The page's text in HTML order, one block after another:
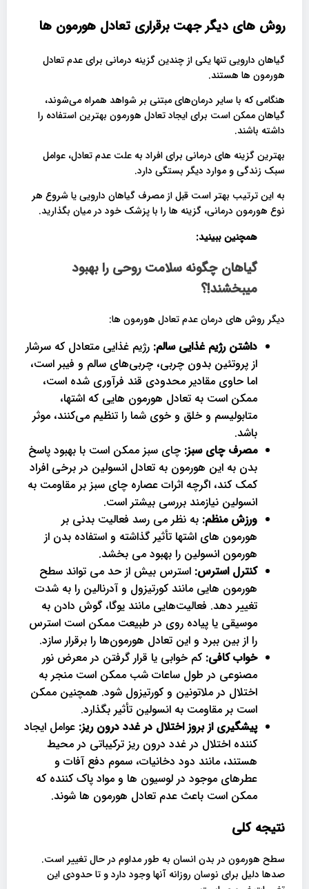
روش های دیگر جهت برقراری تعادل هورمون ها
گیاهان دارویی تنها یکی از چندین گزینه درمانی برای عدم تعادل
هورمون ها هستند.
هنگامی که با سایر درمان‌های مبتنی بر شواهد همراه می‌شوند،
گیاهان ممکن است برای ایجاد تعادل هورمون‌ بهترین استفاده را
داشته باشند.
بهترین گزینه های درمانی برای افراد به علت عدم تعادل، عوامل
سبک زندگی و موارد دیگر بستگی دارد.
به این ترتیب بهتر است قبل از مصرف گیاهان دارویی یا شروع هر
نوع هورمون درمانی، گزینه ها را با پزشک خود در میان بگذارید.
همچنین ببینید:
گیاهان چگونه سلامت روحی را بهبود
میبخشند!؟
دیگر روش های درمان عدم تعادل هورمون ها:
داشتن رژیم غذایی سالم: رژیم غذایی متعادل که سرشار
از پروتئین بدون چربی، چربی‌های سالم و فیبر است،
اما حاوی مقادیر محدودی قند فرآوری شده است،
ممکن است به تعادل هورمون‌ هایی که اشتها،
متابولیسم و ​​خلق و خوی شما را تنظیم می‌کنند، موثر
باشد.
مصرف چای سبز: چای سبز ممکن است با بهبود پاسخ
بدن به این هورمون به تعادل انسولین در برخی افراد
کمک کند، اگرچه اثرات عصاره چای سبز بر مقاومت به
انسولین نیازمند بررسی بیشتر است.
ورزش منظم: به نظر می رسد فعالیت بدنی بر
هورمون های اشتها تأثیر گذاشته و استفاده بدن از
هورمون انسولین را بهبود می بخشد.
کنترل استرس: استرس بیش از حد می تواند سطح
هورمون هایی مانند کورتیزول و آدرنالین را به شدت
تغییر دهد. فعالیت‌هایی مانند یوگا، گوش دادن به
موسیقی یا پیاده ‌روی در طبیعت ممکن است استرس
را از بین ببرد و این تعادل هورمون‌ها را برقرار سازد.
خواب کافی: کم خوابی یا قرار گرفتن در معرض نور
مصنوعی در طول ساعات شب ممکن است منجر به
اختلال در ملاتونین و کورتیزول شود. همچنین ممکن
است بر مقاومت به انسولین تأثیر بگذارد.
پیشگیری از بروز اختلال در غدد درون ریز: عوامل ایجاد
کننده اختلال در غدد درون ریز ترکیباتی در محیط
هستند، مانند دود دخانیات، سموم دفع آفات و
عطرهای موجود در لوسیون ها و مواد پاک کننده که
ممکن است باعث عدم تعادل هورمون ها شوند.
نتیجه کلی
سطح هورمون در بدن انسان به طور مداوم در حال تغییر است.
صدها دلیل برای نوسان روزانه آنها وجود دارد و تا حدودی این